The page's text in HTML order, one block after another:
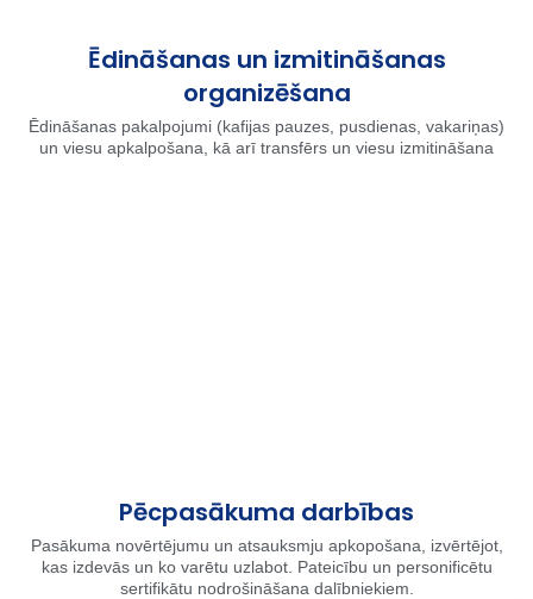
Ēdināšanas un izmitināšanas
organizēšana
Ēdināšanas pakalpojumi (kafijas pauzes, pusdienas, vakariņas)
un viesu apkalpošana, kā arī transfērs un viesu izmitināšana
Pēcpasākuma darbības
Pasākuma novērtējumu un atsauksmju apkopošana, izvērtējot,
kas izdevās un ko varētu uzlabot. Pateicību un personificētu
sertifikātu nodrošināšana dalībniekiem.